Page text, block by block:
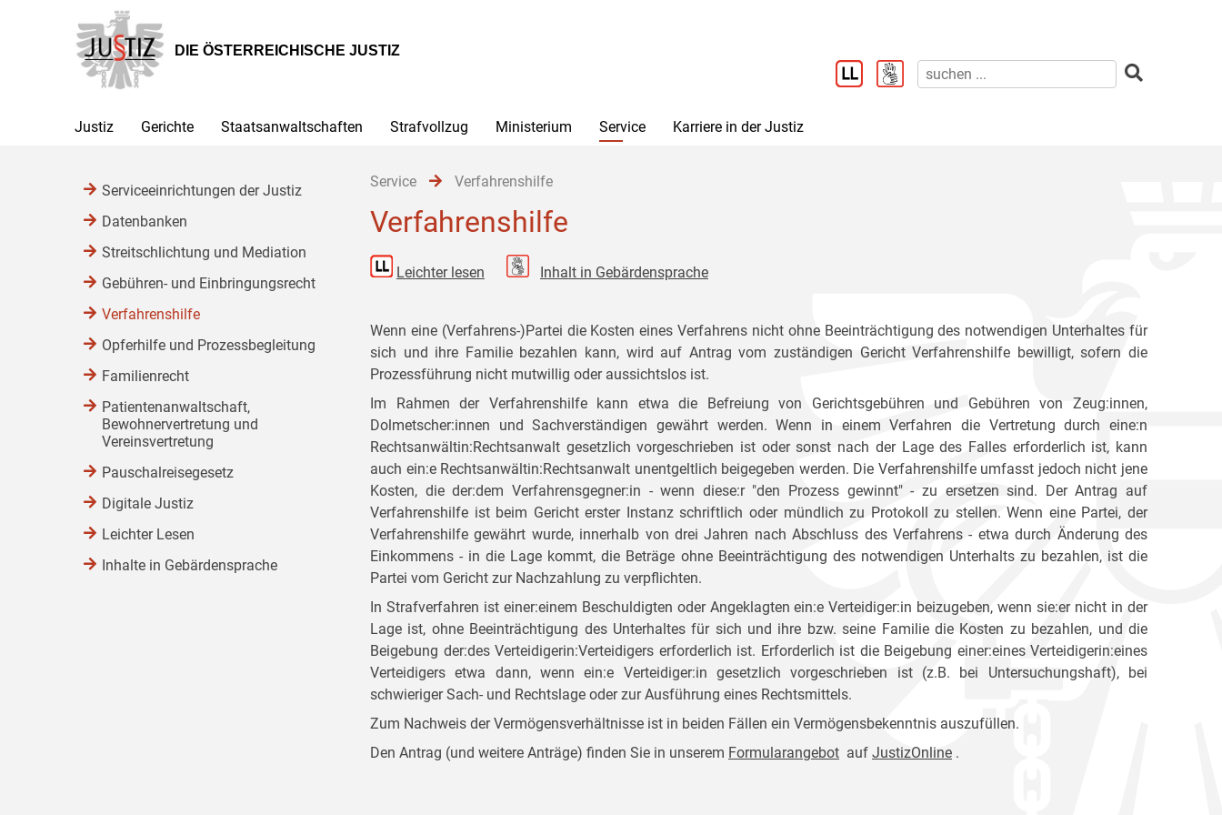
Hauptnavigation
[1]
Inhalt
[2]
Untermenü
[3]
DIE ÖSTERREICHISCHE JUSTIZ
Justiz Gerichte Staatsanwaltschaften Strafvollzug Ministerium Service Karriere in der Justiz
Service Verfahrenshilfe
Verfahrenshilfe
Leichter lesen Inhalt in Gebärdensprache
Wenn eine (Verfahrens-)Partei die Kosten eines Verfahrens nicht ohne Beeinträchtigung des notwendigen Unterhaltes für
sich und ihre Familie bezahlen kann, wird auf Antrag vom zuständigen Gericht Verfahrenshilfe bewilligt, sofern die
Prozessführung nicht mutwillig oder aussichtslos ist.
Im Rahmen der Verfahrenshilfe kann etwa die Befreiung von Gerichtsgebühren und Gebühren von Zeug:innen,
Dolmetscher:innen und Sachverständigen gewährt werden. Wenn in einem Verfahren die Vertretung durch eine:n
Rechtsanwältin:Rechtsanwalt gesetzlich vorgeschrieben ist oder sonst nach der Lage des Falles erforderlich ist, kann
auch ein:e Rechtsanwältin:Rechtsanwalt unentgeltlich beigegeben werden. Die Verfahrenshilfe umfasst jedoch nicht jene
Kosten, die der:dem Verfahrensgegner:in - wenn diese:r "den Prozess gewinnt" - zu ersetzen sind. Der Antrag auf
Verfahrenshilfe ist beim Gericht erster Instanz schriftlich oder mündlich zu Protokoll zu stellen. Wenn eine Partei, der
Verfahrenshilfe gewährt wurde, innerhalb von drei Jahren nach Abschluss des Verfahrens - etwa durch Änderung des
Einkommens - in die Lage kommt, die Beträge ohne Beeinträchtigung des notwendigen Unterhalts zu bezahlen, ist die
Partei vom Gericht zur Nachzahlung zu verpflichten.
In Strafverfahren ist einer:einem Beschuldigten oder Angeklagten ein:e Verteidiger:in beizugeben, wenn sie:er nicht in der
Lage ist, ohne Beeinträchtigung des Unterhaltes für sich und ihre bzw. seine Familie die Kosten zu bezahlen, und die
Beigebung der:des Verteidigerin:Verteidigers erforderlich ist. Erforderlich ist die Beigebung einer:eines Verteidigerin:eines
Verteidigers etwa dann, wenn ein:e Verteidiger:in gesetzlich vorgeschrieben ist (z.B. bei Untersuchungshaft), bei
schwieriger Sach- und Rechtslage oder zur Ausführung eines Rechtsmittels.
Zum Nachweis der Vermögensverhältnisse ist in beiden Fällen ein Vermögensbekenntnis auszufüllen.
Den Antrag (und weitere Anträge) finden Sie in unserem Formularangebot auf JustizOnline .
Serviceeinrichtungen der Justiz
Datenbanken
Streitschlichtung und Mediation
Gebühren- und Einbringungsrecht
Verfahrenshilfe
Opferhilfe und Prozessbegleitung
Familienrecht
Patientenanwaltschaft,
Bewohnervertretung und
Vereinsvertretung
Pauschalreisegesetz
Digitale Justiz
Leichter Lesen
Inhalte in Gebärdensprache